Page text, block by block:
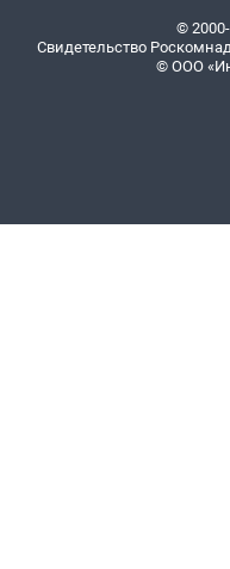
©
Свидетельство
© ООО